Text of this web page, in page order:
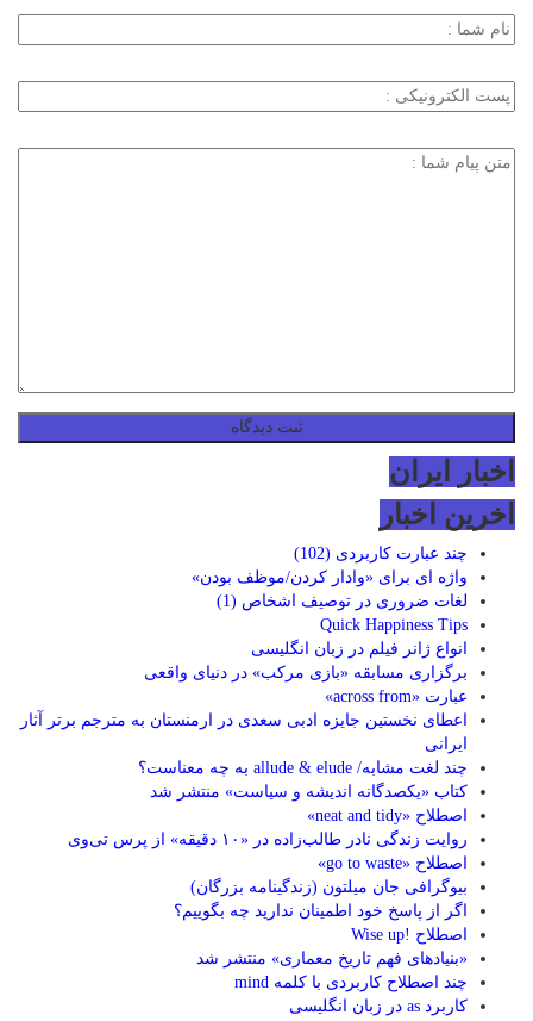
اخبار ایران
اخرین اخبار
چند عبارت کاربردی (102)
واژه ای برای «وادار کردن/موظف بودن»
لغات ضروری در توصیف اشخاص (1)
Quick Happiness Tips
انواع ژانر فیلم در زبان انگلیسی
برگزاری مسابقه «بازی مرکب»‌ در دنیای واقعی
عبارت «across from»
اعطای نخستین جایزه ادبی سعدی در ارمنستان به مترجم برتر آثار
ایرانی
چند لغت مشابه/ allude & elude به چه معناست؟
کتاب «یکصدگانه اندیشه و سیاست» منتشر شد
اصطلاح «neat and tidy»
روایت زندگی نادر طالب‌زاده در «۱۰ دقیقه» از پرس تی‌وی
اصطلاح «go to waste»
بیوگرافی جان ميلتون (زندگینامه بزرگان)
اگر از پاسخ خود اطمینان ندارید چه بگوییم؟
اصطلاح !Wise up
«بنیادهای فهم تاریخ معماری» منتشر شد
چند اصطلاح کاربردی با کلمه mind
کاربرد as در زبان انگلیسی